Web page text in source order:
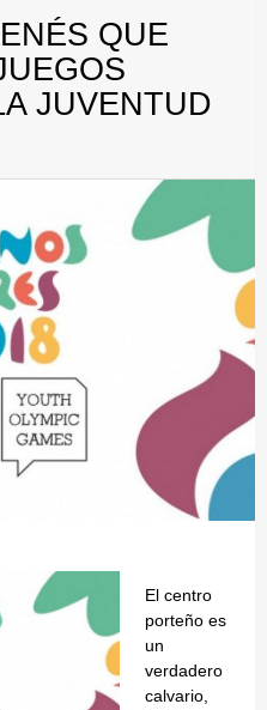
QUE
JUVENTUD
El centro
porteño es
un
verdadero
calvario,